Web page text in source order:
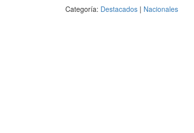
Categoría: Destacados | Nacionales